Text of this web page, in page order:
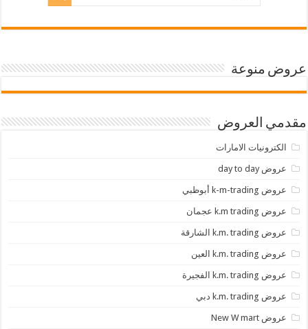
عروض منوعة
مقدمي العروض
الكترونيات الامارات
عروض day to day
عروض k-m-trading أبوظبي
عروض k.m trading عجمان
عروض k.m. trading الشارقة
عروض k.m. trading العين
عروض k.m. trading الفجيرة
عروض k.m. trading دبي
عروض New W mart